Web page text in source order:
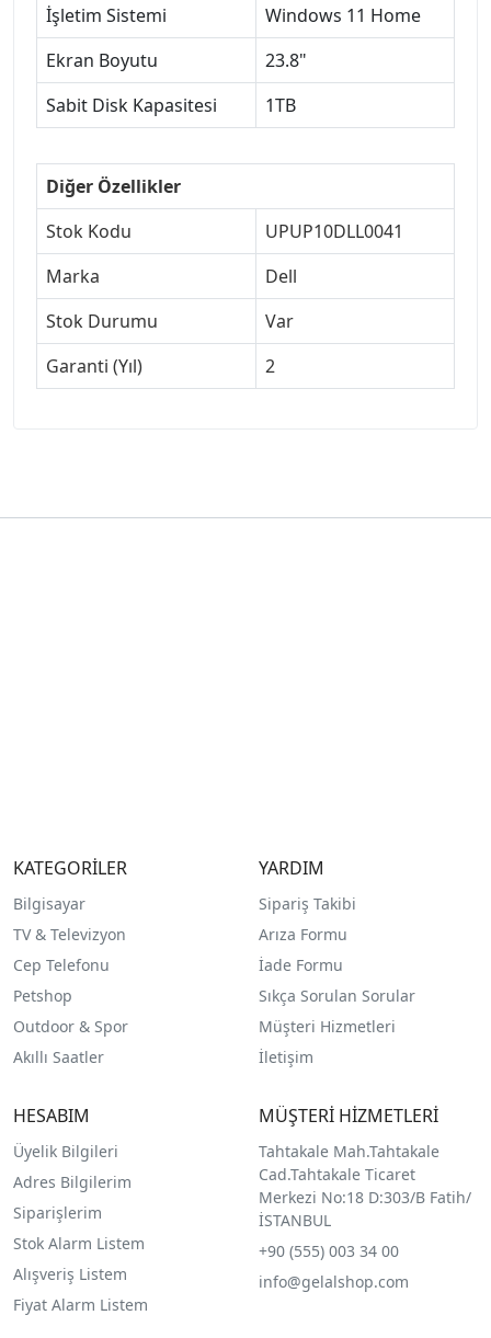
İşletim Sistemi
Windows 11 Home
Ekran Boyutu
23.8"
Sabit Disk Kapasitesi
1TB
Diğer Özellikler
Stok Kodu
UPUP10DLL0041
Marka
Dell
Stok Durumu
Var
Garanti (Yıl)
2
KATEGORİLER
Bilgisayar
TV & Televizyon
Cep Telefonu
Petshop
Outdoor & Spor
Akıllı Saatler
YARDIM
Sipariş Takibi
Arıza Formu
İade Formu
Sıkça Sorulan Sorular
Müşteri Hizmetleri
İletişim
HESABIM
Üyelik Bilgileri
Adres Bilgilerim
Siparişlerim
Stok Alarm Listem
Alışveriş Listem
Fiyat Alarm Listem
MÜŞTERİ HİZMETLERİ
Tahtakale Mah.Tahtakale
Cad.Tahtakale Ticaret
Merkezi No:18 D:303/B Fatih/
İSTANBUL
+90 (555) 003 34 00
info@gelalshop.com